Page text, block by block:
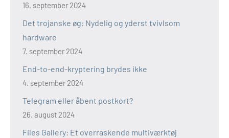
16. september 2024
Det trojanske øg: Nydelig og yderst tvivlsom
hardware
7. september 2024
End-to-end-kryptering brydes ikke
4. september 2024
Telegram eller åbent postkort?
26. august 2024
Files Gallery: Et overraskende multiværktøj